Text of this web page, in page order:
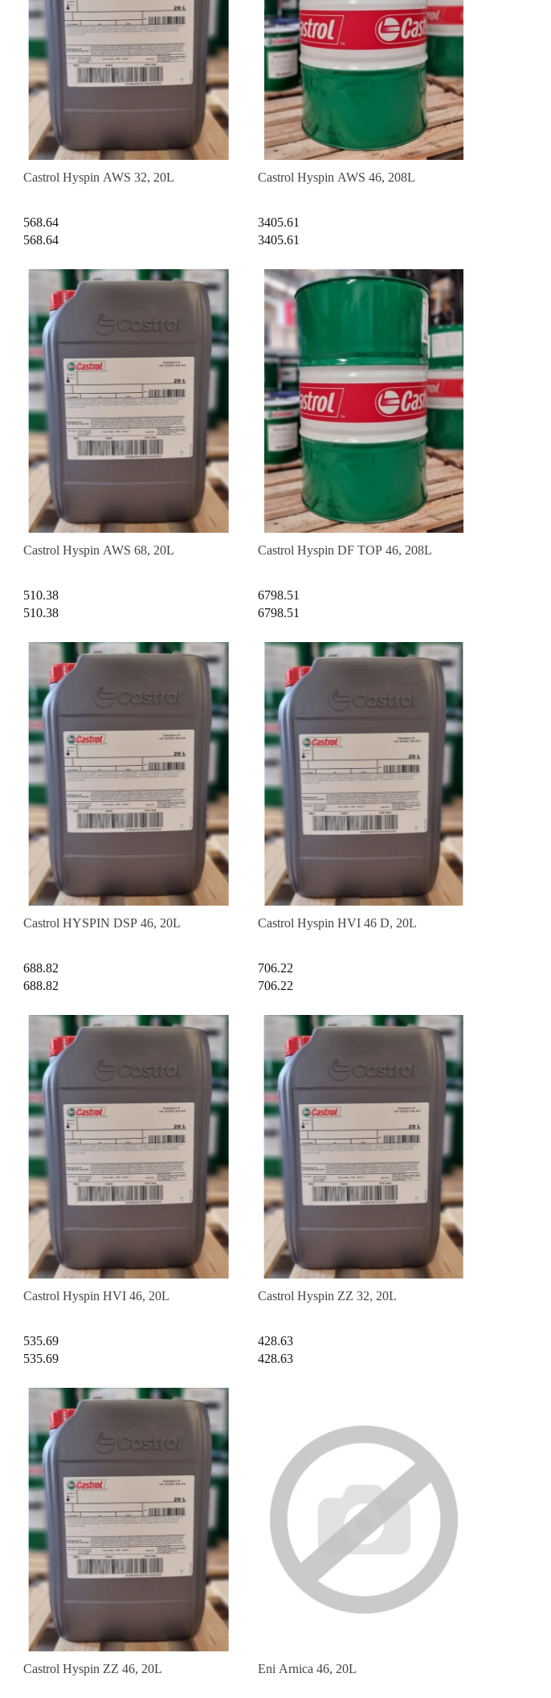
Castrol Hyspin AWS 32, 20L
568.64
568.64
Castrol Hyspin AWS 46, 208L
3405.61
3405.61
Castrol Hyspin AWS 68, 20L
510.38
510.38
Castrol Hyspin DF TOP 46, 208L
6798.51
6798.51
Castrol HYSPIN DSP 46, 20L
688.82
688.82
Castrol Hyspin HVI 46 D, 20L
706.22
706.22
Castrol Hyspin HVI 46, 20L
535.69
535.69
Castrol Hyspin ZZ 32, 20L
428.63
428.63
Castrol Hyspin ZZ 46, 20L Eni Arnica 46, 20L